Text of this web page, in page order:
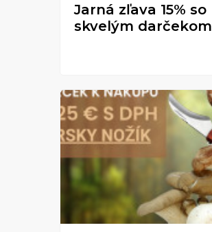
Jarná zľava 15% so
skvelým darčekom